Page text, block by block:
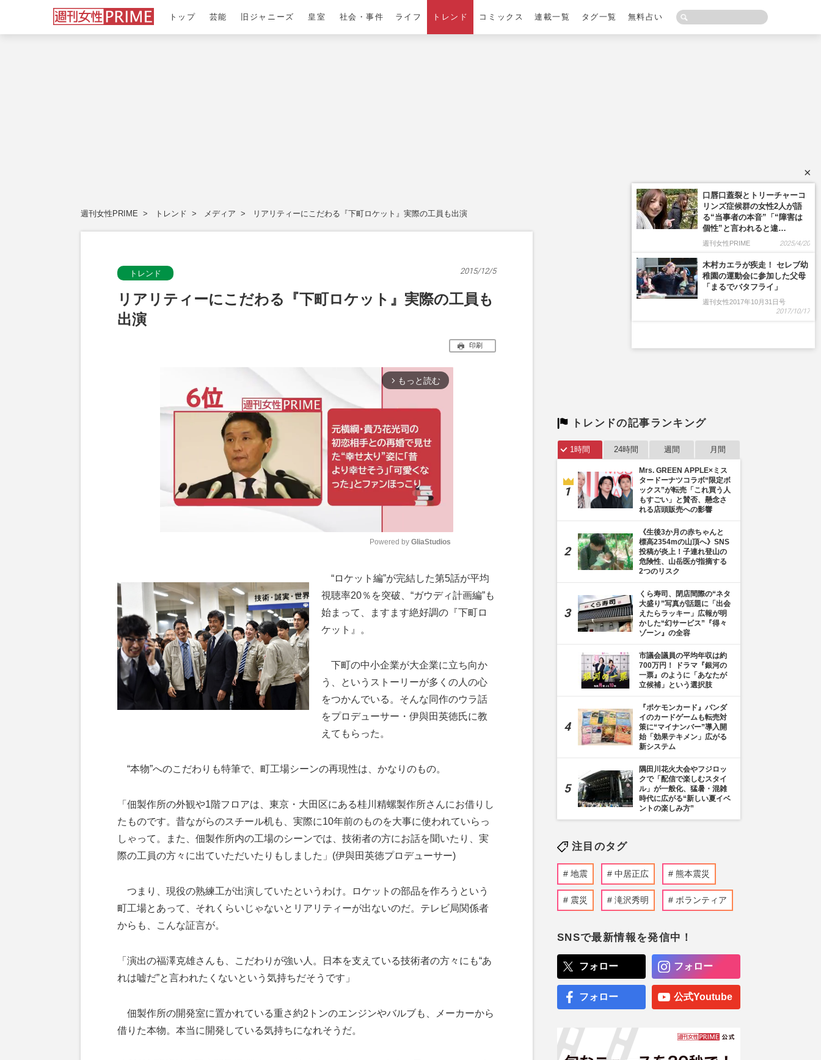
トップ 芸能 旧ジャニーズ 皇室 社会・事件 ライフ トレンド コミックス 連載一覧 タグ一覧 無料占い
週刊女性PRIME トレンド メディア リアリティーにこだわる『下町ロケット』実際の工員も出演
トレンド 2015/12/5
リアリティーにこだわる『下町ロケット』実際の工員も
出演
印刷
arrow_forward_ios もっと読む
M
t
Powered by GliaStudios
“ロケット編”が完結した第5話が平均
視聴率20％を突破、“ガウディ計画編”も
始まって、ますます絶好調の『下町ロ
ケット』。
下町の中小企業が大企業に立ち向か
う、というストーリーが多くの人の心
をつかんでいる。そんな同作のウラ話
をプロデューサー・伊與田英徳氏に教
えてもらった。
“本物”へのこだわりも特筆で、町工場シーンの再現性は、かなりのもの。
「佃製作所の外観や1階フロアは、東京・大田区にある桂川精螺製作所さんにお借りし
たものです。昔ながらのスチール机も、実際に10年前のものを大事に使われていらっ
しゃって。また、佃製作所内の工場のシーンでは、技術者の方にお話を聞いたり、実
際の工員の方々に出ていただいたりもしました」(伊與田英徳プロデューサー)
つまり、現役の熟練工が出演していたというわけ。ロケットの部品を作ろうという
町工場とあって、それくらいじゃないとリアリティーが出ないのだ。テレビ局関係者
からも、こんな証言が。
「演出の福澤克雄さんも、こだわりが強い人。日本を支えている技術者の方々にも“あ
れは嘘だ”と言われたくないという気持ちだそうです」
佃製作所の開発室に置かれている重さ約2トンのエンジンやバルブも、メーカーから
借りた本物。本当に開発している気持ちになれそうだ。
トレンドの記事ランキング
1時間 24時間 週間 月間
Mrs. GREEN APPLE×ミス
タードーナツコラボ“限定ボ
ックス”が転売「これ買う人
もすごい」と賛否、懸念さ
れる店頭販売への影響
《生後3か月の赤ちゃんと
標高2354mの山頂へ》SNS
投稿が炎上！子連れ登山の
危険性、山岳医が指摘する
2つのリスク
くら寿司、閉店間際の“ネタ
大盛り”写真が話題に「出会
えたらラッキー」広報が明
かした“幻サービス”『得々
ゾーン』の全容
市議会議員の平均年収は約
700万円！ ドラマ『銀河の
一票』のように「あなたが
立候補」という選択肢
『ポケモンカード』バンダ
イのカードゲームも転売対
策に“マイナンバー”導入開
始「効果テキメン」広がる
新システム
隅田川花火大会やフジロッ
クで「配信で楽しむスタイ
ル」が一般化、猛暑・混雑
時代に広がる“新しい夏イベ
ントの楽しみ方”
注目のタグ
地震 中居正広 熊本震災
震災 滝沢秀明 ボランティア
SNSで最新情報を発信中！
フォロー フォロー
フォロー 公式Youtube
×